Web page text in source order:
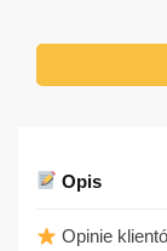
Opis
Opinie